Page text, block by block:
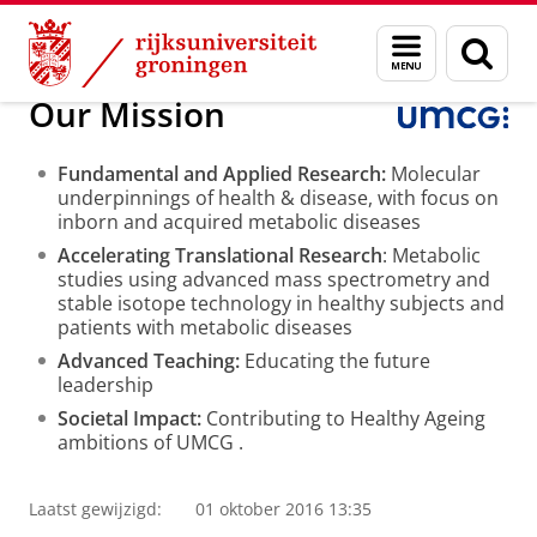
Skip
Content
Skip
Navigation
Menu
en
zoeken
Onderzoek Kindergeneeskunde
Our Mission
Fundamental and Applied Research: Molecular
underpinnings of health & disease, with focus on
inborn and acquired metabolic diseases
Accelerating Translational Research: Metabolic
studies using advanced mass spectrometry and
stable isotope technology in healthy subjects and
patients with metabolic diseases
Advanced Teaching: Educating the future
leadership
Societal Impact: Contributing to Healthy Ageing
ambitions of UMCG .
Laatst gewijzigd: 01 oktober 2016 13:35